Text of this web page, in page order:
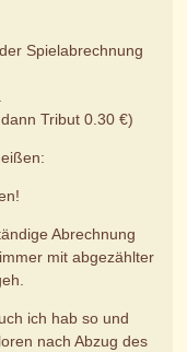
Spielabrechnung
Tribut 0.30 €)
Abrechnung
mit abgezählter
ich hab so und
nach Abzug des